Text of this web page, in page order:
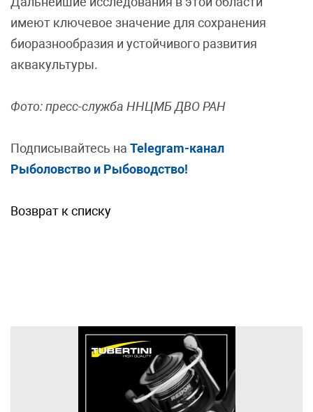
имеют ключевое значение для сохранения
биоразнообразия и устойчивого развития
аквакультуры.
Фото: пресс-служба ННЦМБ ДВО РАН
Подписывайтесь на Telegram-канал
Рыболовство и Рыбоводство!
Возврат к списку